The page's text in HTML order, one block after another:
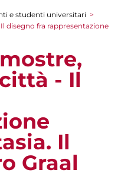
e studenti universitari >
disegno fra rappresentazione
- Il
Il
Graal